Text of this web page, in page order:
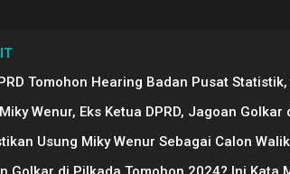
Tomohon Hearing Badan Pusat
Wenur, Eks Ketua DPRD, Jagoan
Usung Miky Wenur Sebagai Calon